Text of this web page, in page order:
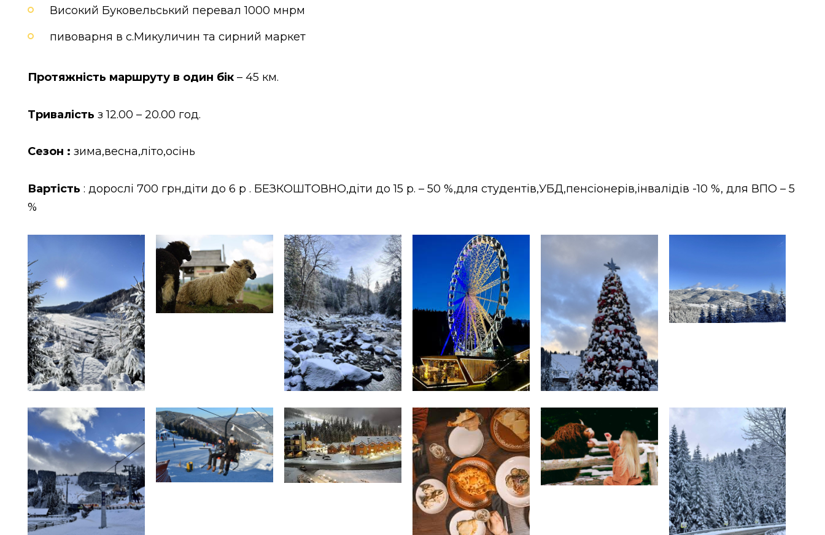
Високий Буковельський перевал 1000 мнрм
пивоварня в с.Микуличин та сирний маркет
Протяжність маршруту в один бік – 45 км.
Тривалість з 12.00 – 20.00 год.
Сезон : зима,весна,літо,осінь
Вартість : дорослі 700 грн,діти до 6 р . БЕЗКОШТОВНО,діти до 15 р. – 50 %,для студентів,УБД,пенсіонерів,інвалідів -10 %, для ВПО – 5
%